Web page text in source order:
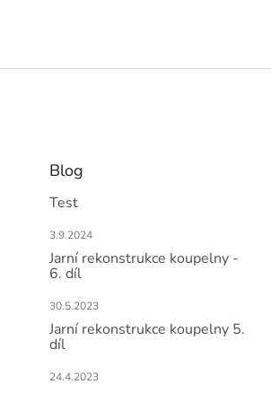
Blog
Test
3.9.2024
Jarní rekonstrukce koupelny -
6. díl
30.5.2023
Jarní rekonstrukce koupelny 5.
díl
24.4.2023